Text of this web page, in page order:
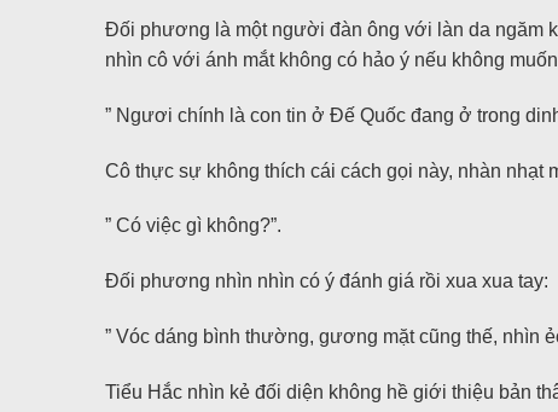
Đối phương là một người đàn ông với làn da ngăm
nhìn cô với ánh mắt không có hảo ý nếu không
” Ngươi chính là con tin ở Đế Quốc đang ở trong
Cô thực sự không thích cái cách gọi này, nhàn nhạt
” Có việc gì không?”.
Đối phương nhìn nhìn có ý đánh giá rồi xua xua tay:
” Vóc dáng bình thường, gương mặt cũng thế, nhìn
Tiểu Hắc nhìn kẻ đối diện không hề giới thiệu bản